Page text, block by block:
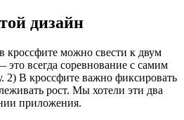
дизайн
кроссфите можно свести к двум
всегда соревнование с самим
2) В кроссфите важно фиксировать
рост. Мы хотели эти два
приложения.